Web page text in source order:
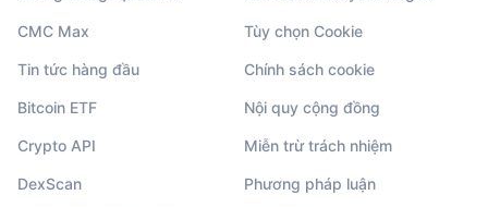
CMC Max
Tin tức hàng đầu
Bitcoin ETF
Crypto API
DexScan
Tùy chọn Cookie
Chính sách cookie
Nội quy cộng đồng
Miễn trừ trách nhiệm
Phương pháp luận